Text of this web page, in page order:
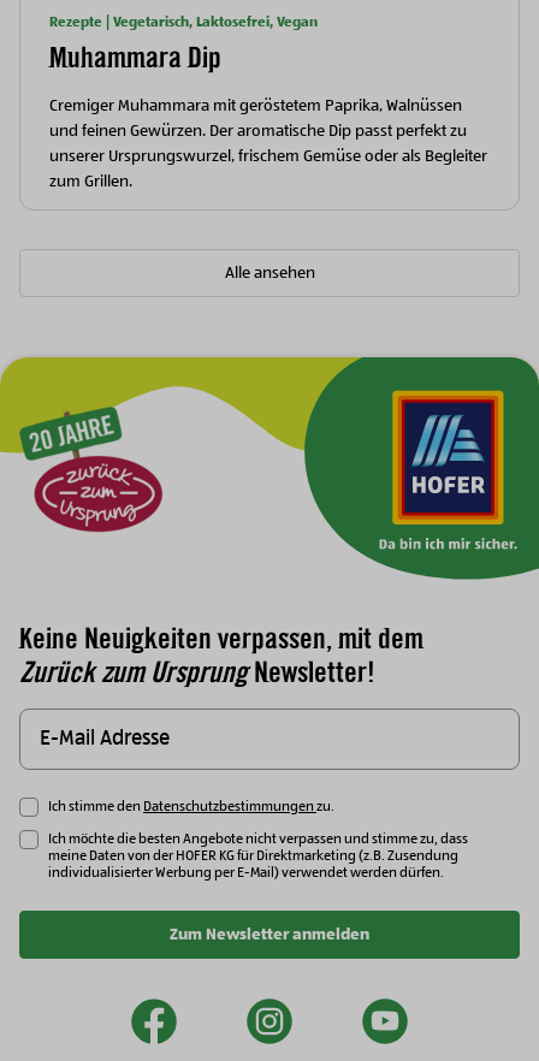
Rezepte | Vegetarisch, Laktosefrei, Vegan
Muhammara Dip
Cremiger Muhammara mit geröstetem Paprika, Walnüssen
und feinen Gewürzen. Der aromatische Dip passt perfekt zu
unserer Ursprungswurzel, frischem Gemüse oder als Begleiter
zum Grillen.
Alle ansehen
Zur Hauptnavigation
Keine Neuigkeiten verpassen, mit dem
Zurück zum UrsprungNewsletter!
Ich stimme den Datenschutzbestimmungenzu.
Ich möchte die besten Angebote nicht verpassen und stimme zu, dass
meine Daten von der HOFER KG für Direktmarketing (z.B. Zusendung
individualisierter Werbung per E-Mail) verwendet werden dürfen.
Zum Newsletter anmelden
facebookinstagram